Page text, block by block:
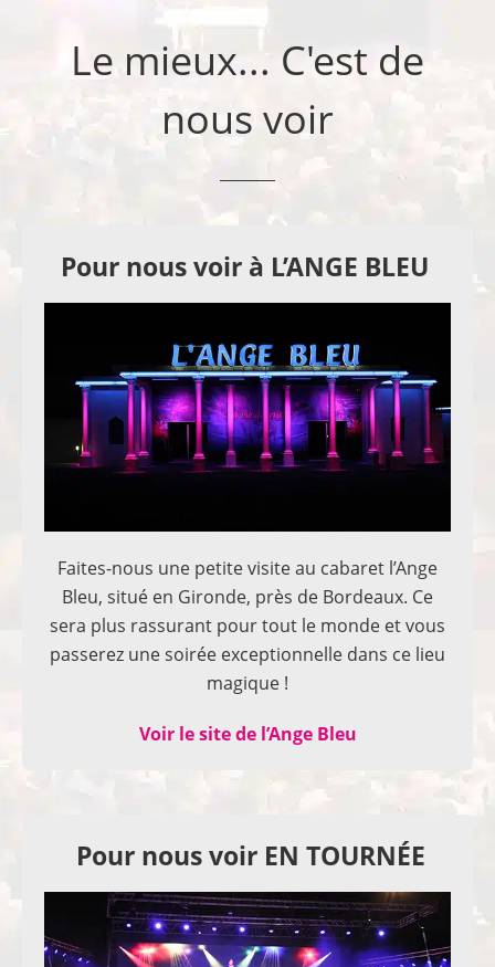
Le mieux... C'est de
nous voir
Pour nous voir à L’ANGE BLEU
Faites-nous une petite visite au cabaret l’Ange
Bleu, situé en Gironde, près de Bordeaux. Ce
sera plus rassurant pour tout le monde et vous
passerez une soirée exceptionnelle dans ce lieu
magique !
Voir le site de l’Ange Bleu
Pour nous voir EN TOURNÉE